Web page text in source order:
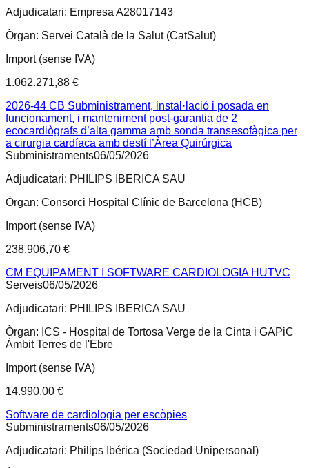
Adjudicatari: Empresa A28017143
Òrgan: Servei Català de la Salut (CatSalut)
Import (sense IVA)
1.062.271,88 €
2026-44 CB Subministrament, instal·lació i posada en
funcionament, i manteniment post-garantia de 2
ecocardiògrafs d’alta gamma amb sonda transesofàgica per
a cirurgia cardíaca amb destí l’Àrea Quirúrgica
Subministraments06/05/2026
Adjudicatari: PHILIPS IBERICA SAU
Òrgan: Consorci Hospital Clínic de Barcelona (HCB)
Import (sense IVA)
238.906,70 €
CM EQUIPAMENT I SOFTWARE CARDIOLOGIA HUTVC
Serveis06/05/2026
Adjudicatari: PHILIPS IBERICA SAU
Òrgan: ICS - Hospital de Tortosa Verge de la Cinta i GAPiC
Àmbit Terres de l'Ebre
Import (sense IVA)
14.990,00 €
Software de cardiologia per escòpies
Subministraments06/05/2026
Adjudicatari: Philips Ibérica (Sociedad Unipersonal)